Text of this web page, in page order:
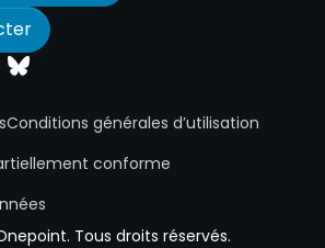
Facebook
sur Instagram
sur Linkedin
Onepoint sur Bluesky
Conditions générales d’utilisation
conforme
Tous droits réservés.